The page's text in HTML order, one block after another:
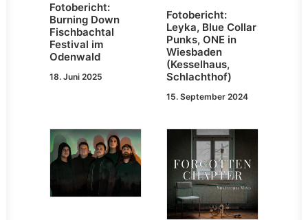
Fotobericht:
Burning Down
Fischbachtal
Festival im
Odenwald
18. Juni 2025
Fotobericht:
Leyka, Blue Collar
Punks, ONE in
Wiesbaden
(Kesselhaus,
Schlachthof)
15. September 2024